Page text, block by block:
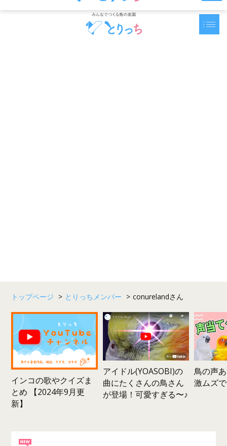
トップページ > とりっちメンバー > conurelandさん
インコの歌やクイズま
とめ 【2024年9月更
新】
アイドル(YOASOBI)の
曲にたくさんの鳥さん
が登場！可愛すぎる〜♪
鳥の声
激ムズ